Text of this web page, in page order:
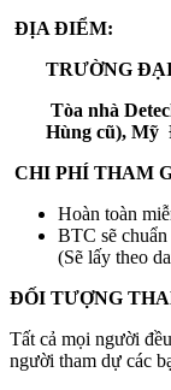
ĐỊA ĐIỂM:
TRƯỜNG
Tòa nhà
Hùng cũ), Mỹ
CHI PHÍ THAM
Hoàn toàn
BTC sẽ
(Sẽ lấy theo
ĐỐI TƯỢNG
Tất cả mọi người
người tham dự các